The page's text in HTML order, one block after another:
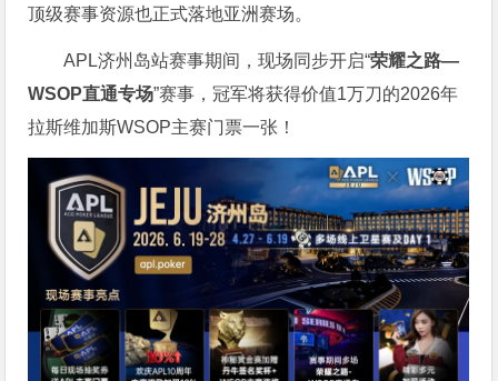
顶级赛事资源也正式落地亚洲赛场。
APL济州岛站赛事期间，现场同步开启“荣耀之路—
WSOP直通专场”赛事，冠军将获得价值1万刀的2026年
拉斯维加斯WSOP主赛门票一张！